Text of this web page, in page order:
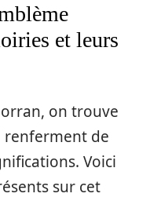
et leurs
on trouve
renferment de
Voici
sur cet